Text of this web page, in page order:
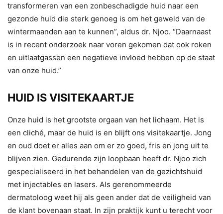
transformeren van een zonbeschadigde huid naar een
gezonde huid die sterk genoeg is om het geweld van de
wintermaanden aan te kunnen”, aldus dr. Njoo. “Daarnaast
is in recent onderzoek naar voren gekomen dat ook roken
en uitlaatgassen een negatieve invloed hebben op de staat
van onze huid.”
HUID IS VISITEKAARTJE
Onze huid is het grootste orgaan van het lichaam. Het is
een cliché, maar de huid is en blijft ons visitekaartje. Jong
en oud doet er alles aan om er zo goed, fris en jong uit te
blijven zien. Gedurende zijn loopbaan heeft dr. Njoo zich
gespecialiseerd in het behandelen van de gezichtshuid
met injectables en lasers. Als gerenommeerde
dermatoloog weet hij als geen ander dat de veiligheid van
de klant bovenaan staat. In zijn praktijk kunt u terecht voor